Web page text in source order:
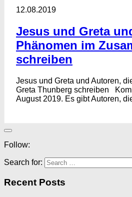
12.08.2019
Jesus und Greta
Phänomen im
schreiben
Jesus und Greta und Autoren,
Greta Thunberg schreiben
August 2019. Es gibt Autoren,
Follow:
Search for:
Recent Posts